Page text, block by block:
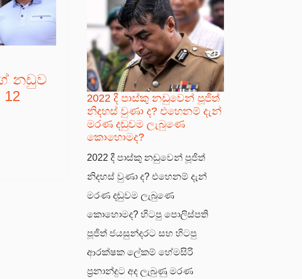
නඩුව
2022 දී පාස්කු නඩුවෙන් පූජිත්
නිදහස් වුණා ද? එහෙනම් දැන්
මරණ දඬුවම ලැබුණෙ
කොහොමද?
2022 දී පාස්කු නඩුවෙන් පූජිත්
නිදහස් වුණා ද? එහෙනම් දැන්
මරණ දඬුවම ලැබුණෙ
කොහොමද? හිටපු පොලිස්පති
පූජිත් ජයසුන්දරට සහ හිටපු
ආරක්ෂක ලේකම් හේමසිරි
ප්‍රනාන්දුට අද ලැබුණු මරණ